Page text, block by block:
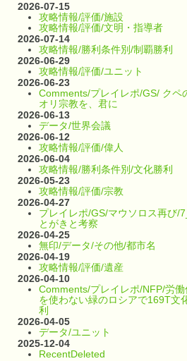
2026-07-15
攻略情報/評価/施設
攻略情報/評価/文明・指導者
2026-07-14
攻略情報/勝利条件別/制覇勝利
2026-06-29
攻略情報/評価/ユニット
2026-06-23
Comments/プレイレポ/GS/ クペ
オリ宗教を、君に
2026-06-13
データ/世界会議
2026-06-12
攻略情報/評価/偉人
2026-06-04
攻略情報/勝利条件別/文化勝利
2026-05-23
攻略情報/評価/宗教
2026-04-27
プレイレポ/GS/マウソロス再び/
とがきと考察
2026-04-25
無印/データ/その他/都市名
2026-04-19
攻略情報/評価/遺産
2026-04-10
Comments/プレイレポ/NFP/労働
を使わない緑のロシアで169T文
利
2026-04-05
データ/ユニット
2025-12-04
RecentDeleted